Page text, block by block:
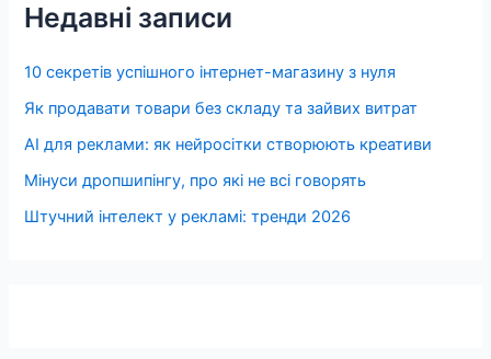
Недавні записи
10 секретів успішного інтернет-магазину з нуля
Як продавати товари без складу та зайвих витрат
AI для реклами: як нейросітки створюють креативи
Мінуси дропшипінгу, про які не всі говорять
Штучний інтелект у рекламі: тренди 2026